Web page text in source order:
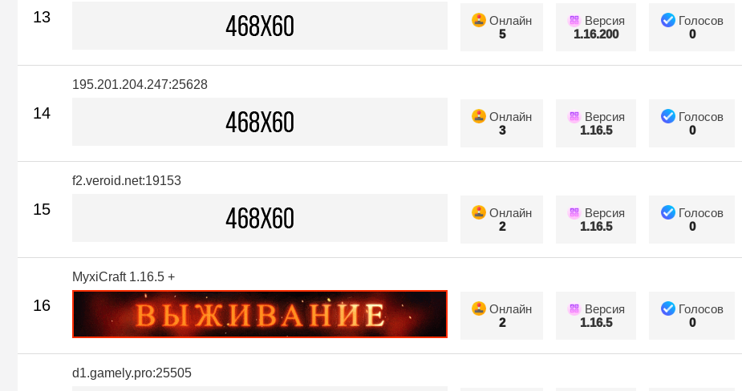
13
Онлайн
5
Версия
1.16.200
Голосов
0
14
195.201.204.247:25628
Онлайн
3
Версия
1.16.5
Голосов
0
15
f2.veroid.net:19153
Онлайн
2
Версия
1.16.5
Голосов
0
16
MyxiCraft 1.16.5 +
Онлайн
2
Версия
1.16.5
Голосов
0
d1.gamely.pro:25505